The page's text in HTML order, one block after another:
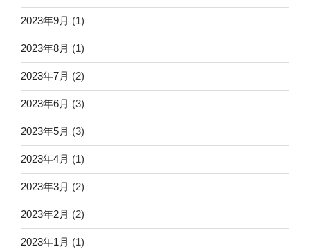
2023年9月 (1)
2023年8月 (1)
2023年7月 (2)
2023年6月 (3)
2023年5月 (3)
2023年4月 (1)
2023年3月 (2)
2023年2月 (2)
2023年1月 (1)